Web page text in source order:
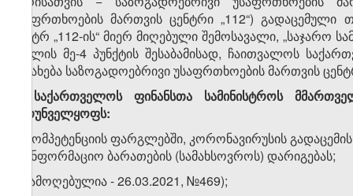
უსაფრთხოების მართვის ცენტრი „112“)
ცენტრ „112-ის“ მიერ მიღებული შემოსავალი, „საჯარო
მუხლის მე-4 პუნქტის შესაბამისად, ჩაითვალოს
აისახება საზოგადოებრივი უსაფრთხოების მართვის
4. საქართველოს ფინანსთა სამინისტროს
უზრუნველყოფს:
კომპეტენციის ფარგლებში, კორონავირუსის
საინფორმაციო ბარათების (სამახსოვროს) დარიგებას;
(ამოღებულია - 26.03.2021, №469);